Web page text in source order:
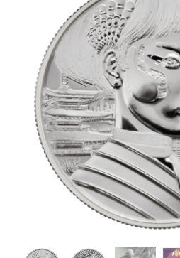
Angebote
Über Uns
Kontakt